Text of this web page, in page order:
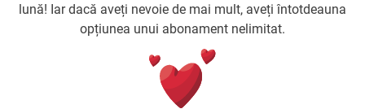
lună! Iar dacă aveți nevoie de mai mult, aveți întotdeauna
opțiunea unui abonament nelimitat.